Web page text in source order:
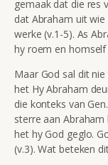
gemaak dat die res
dat Abraham uit
werke (v.1-5). As
hy roem en homself
Maar God sal dit
het Hy Abraham
die konteks van
sterre aan
het hy God geglo.
(v.3). Wat beteken